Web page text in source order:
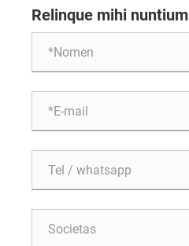
Relinque mihi nuntium